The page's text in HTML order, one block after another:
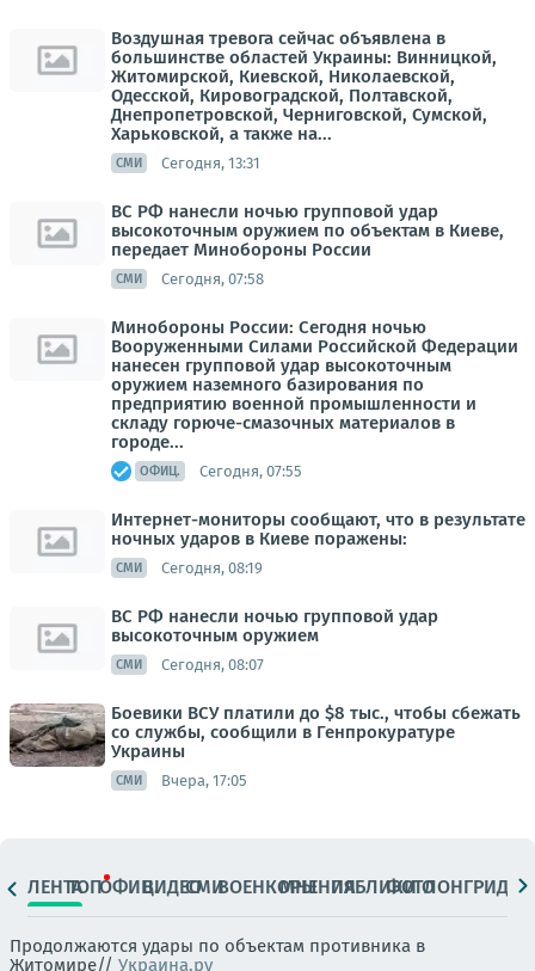
Воздушная тревога сейчас объявлена в
большинстве областей Украины: Винницкой,
Житомирской, Киевской, Николаевской,
Одесской, Кировоградской, Полтавской,
Днепропетровской, Черниговской, Сумской,
Харьковской, а также на...
СМИ Сегодня, 13:31
ВС РФ нанесли ночью групповой удар
высокоточным оружием по объектам в Киеве,
передает Минобороны России
СМИ Сегодня, 07:58
Минобороны России: Сегодня ночью
Вооруженными Силами Российской Федерации
нанесен групповой удар высокоточным
оружием наземного базирования по
предприятию военной промышленности и
складу горюче-смазочных материалов в
городе...
ОФИЦ. Сегодня, 07:55
Интернет-мониторы сообщают, что в результате
ночных ударов в Киеве поражены:
СМИ Сегодня, 08:19
ВС РФ нанесли ночью групповой удар
высокоточным оружием
СМИ Сегодня, 08:07
Боевики ВСУ платили до $8 тыс., чтобы сбежать
со службы, сообщили в Генпрокуратуре
Украины
СМИ Вчера, 17:05
ЛЕНТАТОПОФИЦ.ВИДЕОСМИВОЕНКОРЫМНЕНИЯПАБЛИКИ
ФОТОЛОНГРИДЫ
Продолжаются удары по объектам противника в
Житомире// Украина.ру